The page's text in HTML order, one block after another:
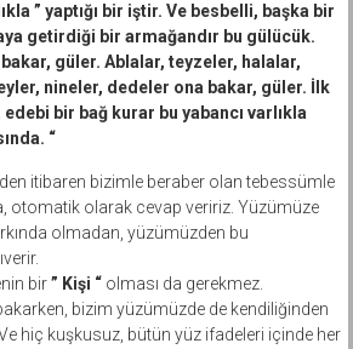
” yaptığı bir iştir. Ve besbelli, başka bir
getirdiği bir armağandır bu gülücük.
güler. Ablalar, teyzeler, halalar,
nineler, dedeler ona bakar, güler. İlk
bir bağ kurar bu yabancı varlıkla
“
itibaren bizimle beraber olan tebessümle
otomatik olarak cevap veririz. Yüzümüze
olmadan, yüzümüzden bu
bir” Kişi “olması da gerekmez.
bizim yüzümüzde de kendiliğinden
hiç kuşkusuz, bütün yüz ifadeleri içinde her